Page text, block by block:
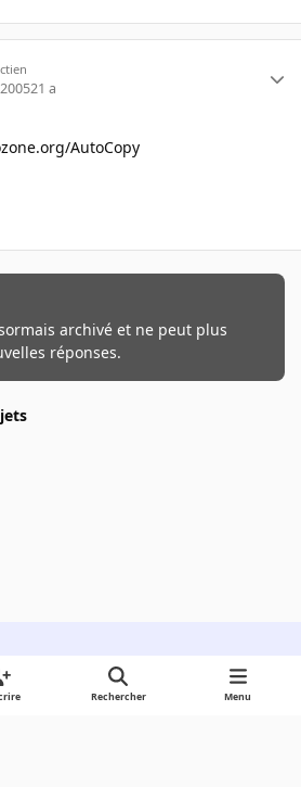
21 a
AutoCopy
archivé et ne peut plus
réponses.
Rechercher Menu